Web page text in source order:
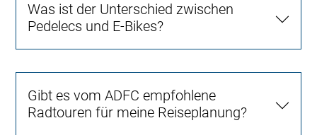
Was ist der Unterschied zwischen
Pedelecs und E-Bikes?
Gibt es vom ADFC empfohlene
Radtouren für meine Reiseplanung?